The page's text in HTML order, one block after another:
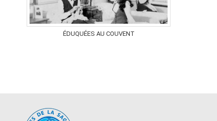
ÉDUQUÉES AU COUVENT